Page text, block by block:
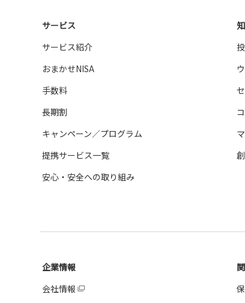
サービス
サービス紹介
おまかせNISA
手数料
長期割
キャンペーン／プログラム
提携サービス一覧
安心・安全への取り組み
企業情報
会社情報